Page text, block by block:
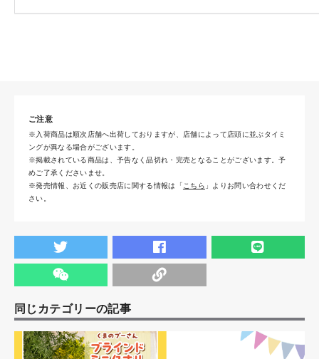
ご注意
※入荷商品は順次店舗へ出荷しておりますが、店舗によって店頭に並ぶタイミ
ングが異なる場合がございます。
※掲載されている商品は、予告なく品切れ・完売となることがございます。予
めご了承くださいませ。
※発売情報、お近くの販売店に関する情報は「 こちら 」よりお問い合わせくだ
さい。
同じカテゴリーの記事